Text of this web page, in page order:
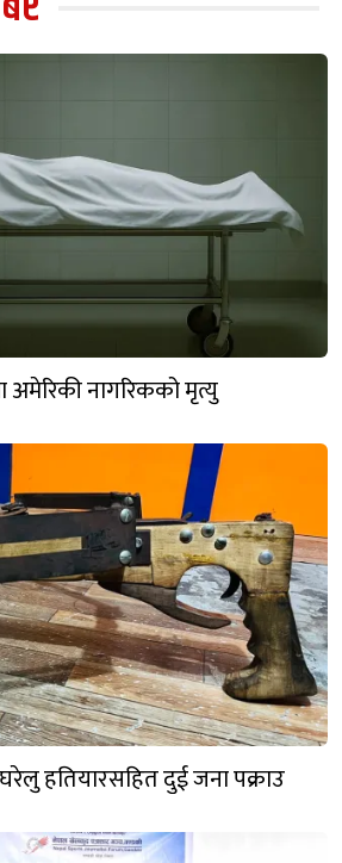
अमेरिकी नागरिकको मृत्यु
हतियारसहित दुई जना पक्राउ